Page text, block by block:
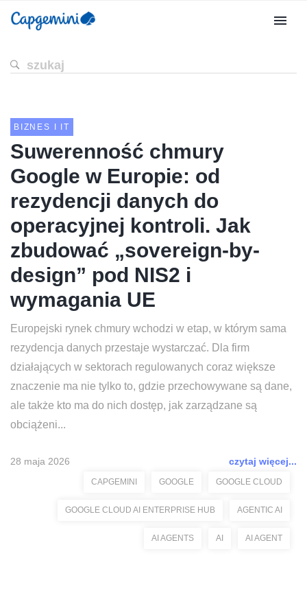
BIZNES I IT
Suwerenność chmury
Google w Europie: od
rezydencji danych do
operacyjnej kontroli. Jak
zbudować „sovereign-by-
design” pod NIS2 i
wymagania UE
Europejski rynek chmury wchodzi w etap, w którym sama
rezydencja danych przestaje wystarczać. Dla firm
działających w sektorach regulowanych coraz większe
znaczenie ma nie tylko to, gdzie przechowywane są dane,
ale także kto ma do nich dostęp, jak zarządzane są
obciążeni...
28 maja 2026 czytaj więcej...
CAPGEMINI GOOGLE GOOGLE CLOUD
GOOGLE CLOUD AI ENTERPRISE HUB AGENTIC AI
AI AGENTS AI AI AGENT